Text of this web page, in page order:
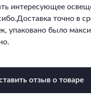
интересующее
точно в
упаковано было
отзыв о товаре